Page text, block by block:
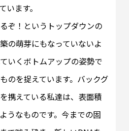
います。
ぞ！というトップダウンの
の萌芽にもなっていないよ
いくボトムアップの姿勢で
のを捉えています。バックグ
携えている私達は、表面積
うなものです。今までの固